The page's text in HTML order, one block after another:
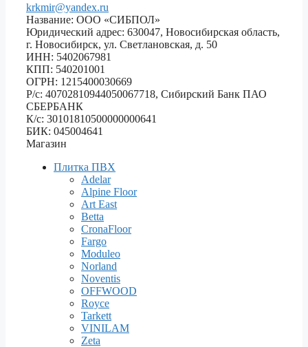
krkmir@yandex.ru
Название: ООО «СИБПОЛ»
Юридический адрес: 630047, Новосибирская область,
г. Новосибирск, ул. Светлановская, д. 50
ИНН: 5402067981
КПП: 540201001
ОГРН: 1215400030669
Р/с: 40702810944050067718, Сибирский Банк ПАО
СБЕРБАНК
К/с: 30101810500000000641
БИК: 045004641
Магазин
Плитка ПВХ
Adelar
Alpine Floor
Art East
Betta
CronaFloor
Fargo
Moduleo
Norland
Noventis
OFFWOOD
Royce
Tarkett
VINILAM
Zeta